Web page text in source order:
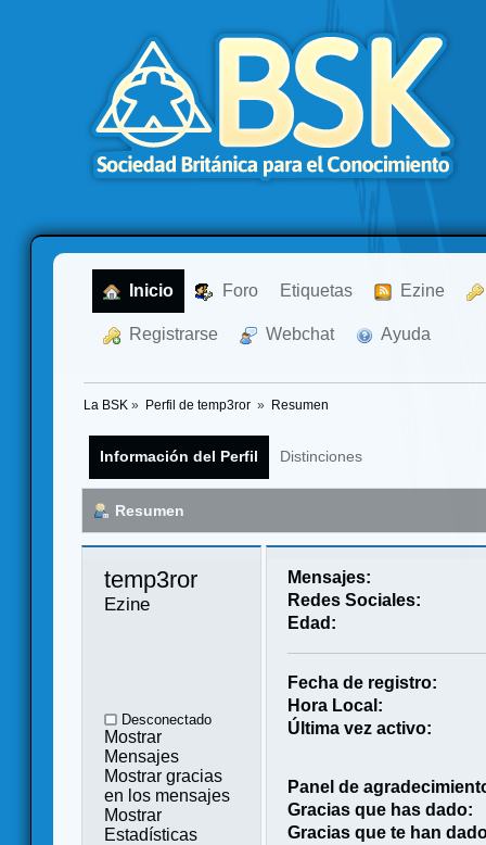
Inicio Foro Etiquetas Ezine
Registrarse Webchat Ayuda
La BSK » Perfil de temp3ror » Resumen
Información del Perfil Distinciones
Resumen
temp3ror
Ezine
Desconectado
Mostrar
Mensajes
Mostrar gracias
en los mensajes
Mostrar
Estadísticas
Mensajes:
Redes Sociales:
Edad:
Fecha de registro:
Hora Local:
Última vez activo:
Panel de
Gracias que has dado:
Gracias que te han